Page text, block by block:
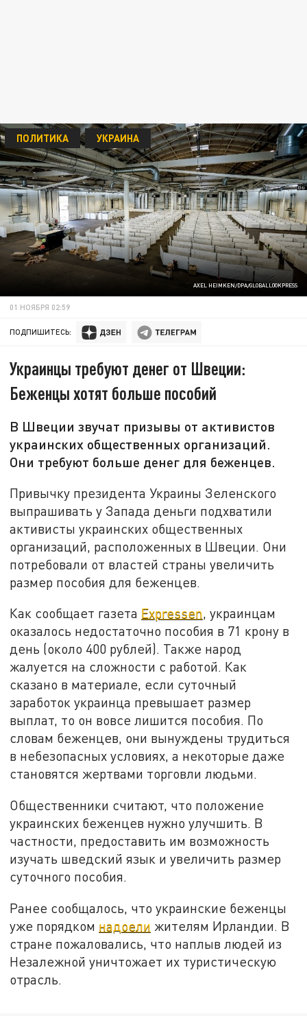
AXEL HEIMKEN/DPA/GLOBALLOOKPRESS
ПОЛИТИКА УКРАИНА
01 НОЯБРЯ 02:59
ПОДПИШИТЕСЬ:
Украинцы требуют денег от Швеции:
Беженцы хотят больше пособий
В Швеции звучат призывы от активистов
украинских общественных организаций.
Они требуют больше денег для беженцев.
Привычку президента Украины Зеленского
выпрашивать у Запада деньги подхватили
активисты украинских общественных
организаций, расположенных в Швеции. Они
потребовали от властей страны увеличить
размер пособия для беженцев.
Как сообщает газета Expressen, украинцам
оказалось недостаточно пособия в 71 крону в
день (около 400 рублей). Также народ
жалуется на сложности с работой. Как
сказано в материале, если суточный
заработок украинца превышает размер
выплат, то он вовсе лишится пособия. По
словам беженцев, они вынуждены трудиться
в небезопасных условиях, а некоторые даже
становятся жертвами торговли людьми.
Общественники считают, что положение
украинских беженцев нужно улучшить. В
частности, предоставить им возможность
изучать шведский язык и увеличить размер
суточного пособия.
Ранее сообщалось, что украинские беженцы
уже порядком надоели жителям Ирландии. В
стране пожаловались, что наплыв людей из
Незалежной уничтожает их туристическую
отрасль.